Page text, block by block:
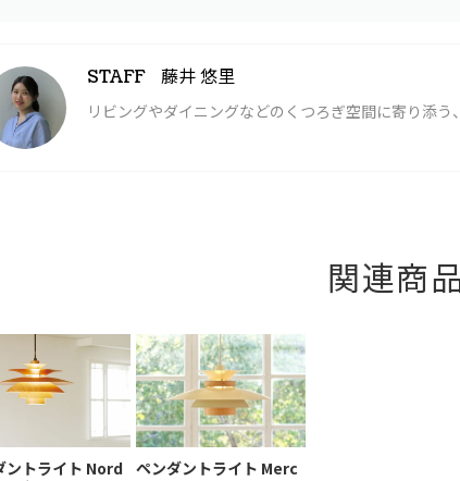
STAFF 藤井 悠里
リビングやダイニングなどのくつろぎ空間に寄り添う
関連商
ントライト Nord
ペンダントライト Merc